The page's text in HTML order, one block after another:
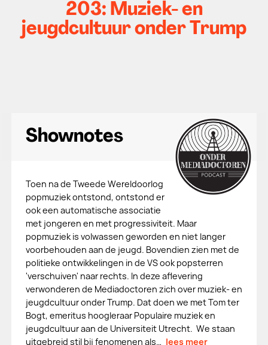
203: Muziek- en
jeugdcultuur onder Trump
Shownotes
Toen na de Tweede Wereldoorlog
popmuziek ontstond, ontstond er
ook een automatische associatie
met jongeren en met progressiviteit. Maar
popmuziek is volwassen geworden en niet langer
voorbehouden aan de jeugd. Bovendien zien met de
politieke ontwikkelingen in de VS ook popsterren
'verschuiven' naar rechts. In deze aflevering
verwonderen de Mediadoctoren zich over muziek- en
jeugdcultuur onder Trump. Dat doen we met Tom ter
Bogt, emeritus hoogleraar Populaire muziek en
jeugdcultuur aan de Universiteit Utrecht. We staan
uitgebreid stil bij fenomenen als… lees meer